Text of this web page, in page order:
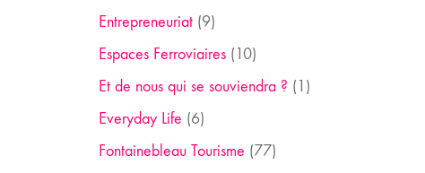
Entrepreneuriat(9)
Espaces Ferroviaires(10)
Et de nous qui se souviendra ? (1)
Everyday Life (6)
Fontainebleau Tourisme (77)